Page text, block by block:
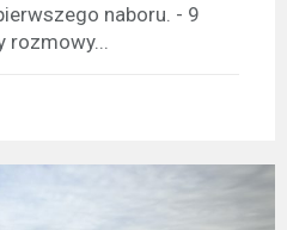
naboru. - 9